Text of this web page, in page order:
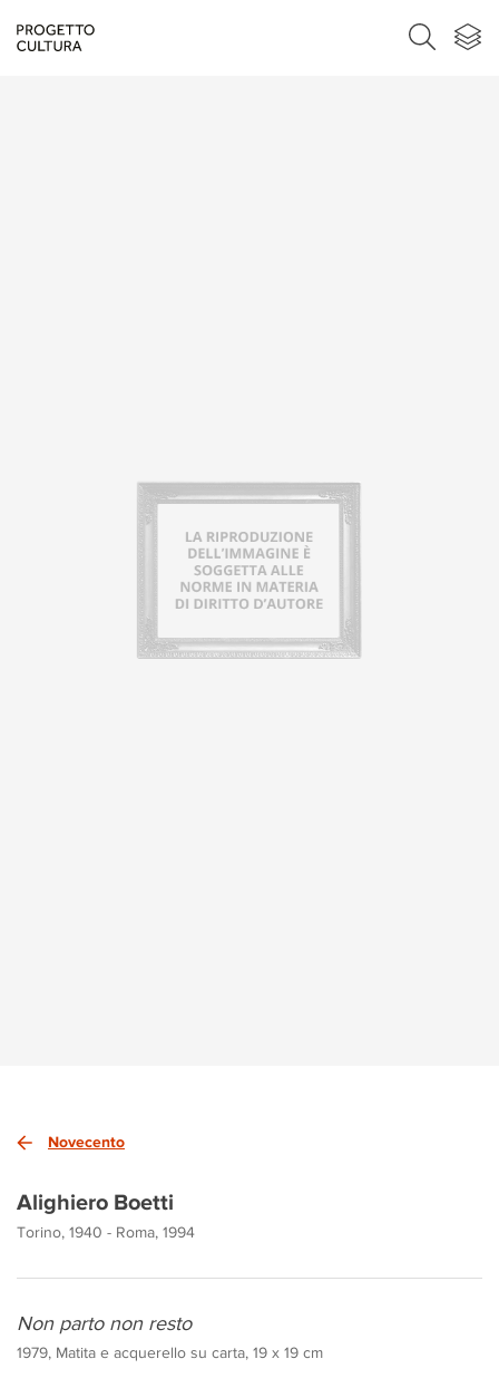
Novecento
Alighiero Boetti
Torino, 1940 - Roma, 1994
Non parto non resto
1979, Matita e acquerello su carta, 19 x 19 cm